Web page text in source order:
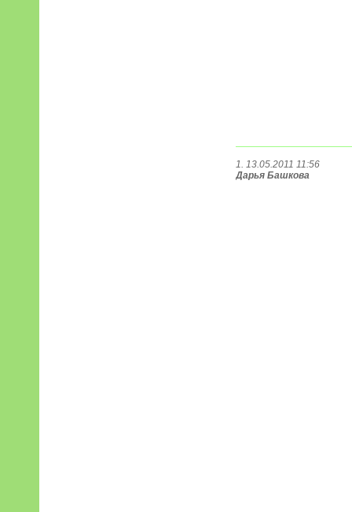
1. 13.05.2011 11:56
Дарья Башкова